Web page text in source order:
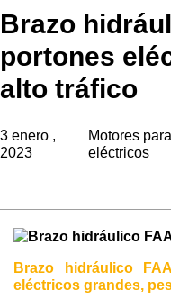
Brazo
portones
alto tráfico
3 enero ,
2023
Motores
eléctricos
Brazo hidráulico
eléctricos grandes,